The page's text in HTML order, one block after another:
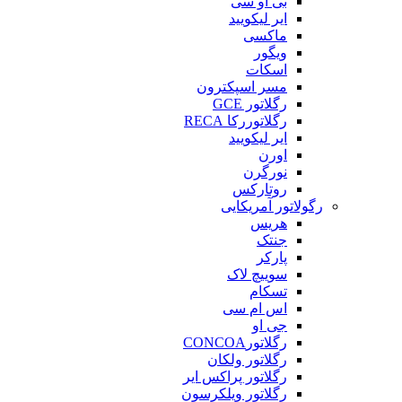
ایر لیکویید
ماکسی
ویگور
اسکات
مسر اسپکترون
رگلاتور GCE
رگلاتوررکا RECA
ایر لیکویید
اورن
نورگرن
روتارکس
رگولاتور آمریکایی
هریس
جنتک
پارکر
سوییچ لاک
تسکام
اس ام سی
جی او
رگلاتورCONCOA
رگلاتور ولکان
رگلاتور پراکس ایر
رگلاتور ویلکرسون